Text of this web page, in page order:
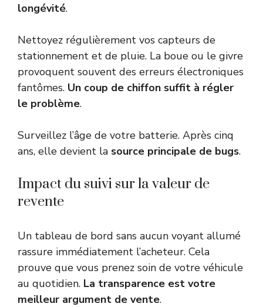
longévité.
Nettoyez régulièrement vos capteurs de
stationnement et de pluie. La boue ou le givre
provoquent souvent des erreurs électroniques
fantômes. Un coup de chiffon suffit à régler
le problème.
Surveillez l’âge de votre batterie. Après cinq
ans, elle devient la source principale de bugs.
Impact du suivi sur la valeur de
revente
Un tableau de bord sans aucun voyant allumé
rassure immédiatement l’acheteur. Cela
prouve que vous prenez soin de votre véhicule
au quotidien. La transparence est votre
meilleur argument de vente.